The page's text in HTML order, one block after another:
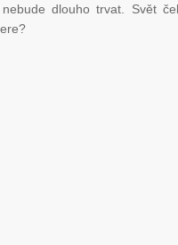
dlouho trvat. Svět